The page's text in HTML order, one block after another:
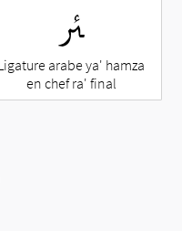
ﱤ
arabe ya' hamza
en chef ra' final